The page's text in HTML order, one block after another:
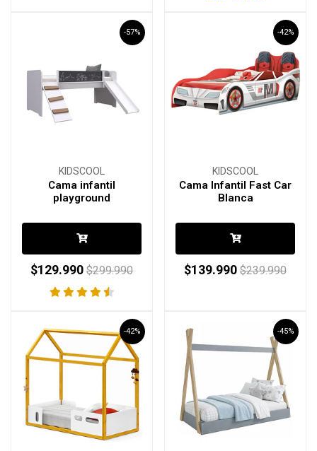
-57%
KIDSCOOL
Cama infantil
playground
$129.990 $299.990
-42%
KIDSCOOL
Cama Infantil Fast Car
Blanca
$139.990 $239.990
-42% -45%